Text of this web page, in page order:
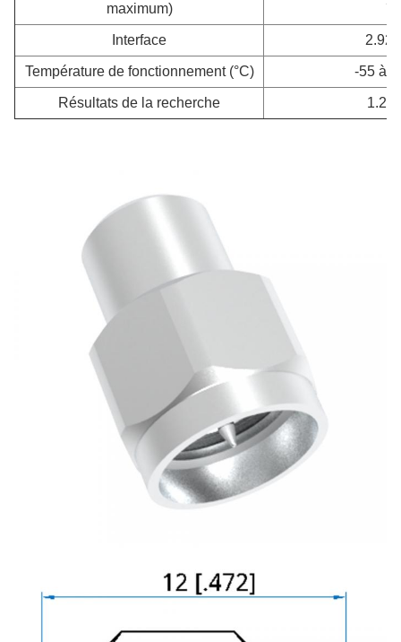
maximum)
Interface 2.92
Température de fonctionnement (°C) -55 à
Résultats de la recherche 1.20